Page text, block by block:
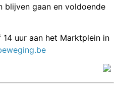
blijven gaan en voldoende
uur aan het Marktplein in